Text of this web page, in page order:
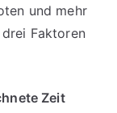
und mehr
Faktoren
Zeit